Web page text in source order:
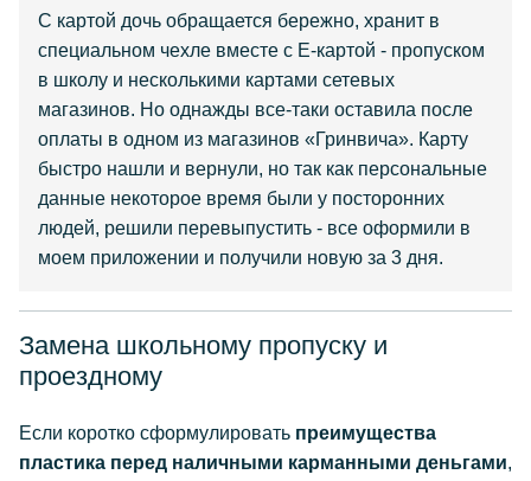
С картой дочь обращается бережно, хранит в
специальном чехле вместе с Е-картой - пропуском
в школу и несколькими картами сетевых
магазинов. Но однажды все-таки оставила после
оплаты в одном из магазинов «Гринвича». Карту
быстро нашли и вернули, но так как персональные
данные некоторое время были у посторонних
людей, решили перевыпустить - все оформили в
моем приложении и получили новую за 3 дня.
Замена школьному пропуску и
проездному
Если коротко сформулировать преимущества
пластика перед наличными карманными деньгами,